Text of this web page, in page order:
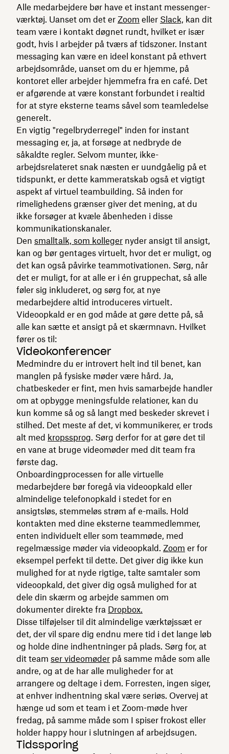
Alle medarbejdere bør have et instant messenger-
værktøj. Uanset om det er Zoom eller Slack, kan dit
team være i kontakt døgnet rundt, hvilket er især
godt, hvis I arbejder på tværs af tidszoner. Instant
messaging kan være en ideel konstant på ethvert
arbejdsområde, uanset om du er hjemme, på
kontoret eller arbejder hjemmefra fra en café. Det
er afgørende at være konstant forbundet i realtid
for at styre eksterne teams såvel som teamledelse
generelt.
En vigtig "regelbryderregel" inden for instant
messaging er, ja, at forsøge at nedbryde de
såkaldte regler. Selvom munter, ikke-
arbejdsrelateret snak næsten er uundgåelig på et
tidspunkt, er dette kammeratskab også et vigtigt
aspekt af virtuel teambuilding. Så inden for
rimelighedens grænser giver det mening, at du
ikke forsøger at kvæle åbenheden i disse
kommunikationskanaler.
Den smalltalk, som kolleger nyder ansigt til ansigt,
kan og bør gentages virtuelt, hvor det er muligt, og
det kan også påvirke teammotivationen. Sørg, når
det er muligt, for at alle er i én gruppechat, så alle
føler sig inkluderet, og sørg for, at nye
medarbejdere altid introduceres virtuelt.
Videoopkald er en god måde at gøre dette på, så
alle kan sætte et ansigt på et skærmnavn. Hvilket
fører os til:
Videokonferencer
Medmindre du er introvert helt ind til benet, kan
manglen på fysiske møder være hård. Ja,
chatbeskeder er fint, men hvis samarbejde handler
om at opbygge meningsfulde relationer, kan du
kun komme så og så langt med beskeder skrevet i
stilhed. Det meste af det, vi kommunikerer, er trods
alt med kropssprog. Sørg derfor for at gøre det til
en vane at bruge videomøder med dit team fra
første dag.
Onboardingprocessen for alle virtuelle
medarbejdere bør foregå via videoopkald eller
almindelige telefonopkald i stedet for en
ansigtsløs, stemmeløs strøm af e-mails. Hold
kontakten med dine eksterne teammedlemmer,
enten individuelt eller som teammøde, med
regelmæssige møder via videoopkald. Zoom er for
eksempel perfekt til dette. Det giver dig ikke kun
mulighed for at nyde rigtige, talte samtaler som
videoopkald, det giver dig også mulighed for at
dele din skærm og arbejde sammen om
dokumenter direkte fra Dropbox.
Disse tilføjelser til dit almindelige værktøjssæt er
det, der vil spare dig endnu mere tid i det lange løb
og holde dine indhentninger på plads. Sørg for, at
dit team ser videomøder på samme måde som alle
andre, og at de har alle muligheder for at
arrangere og deltage i dem. Forresten, ingen siger,
at enhver indhentning skal være seriøs. Overvej at
hænge ud som et team i et Zoom-møde hver
fredag, på samme måde som I spiser frokost eller
holder happy hour i slutningen af ​​arbejdsugen.
Tidssporing